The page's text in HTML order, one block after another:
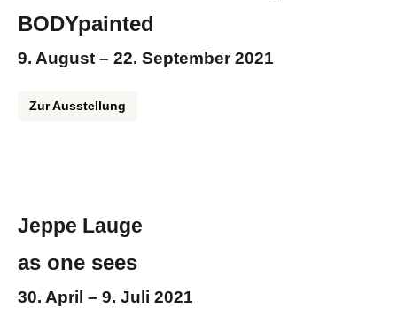
BODYpainted
9. August – 22. September 2021
Zur Ausstellung
Jeppe Lauge
as one sees
30. April – 9. Juli 2021